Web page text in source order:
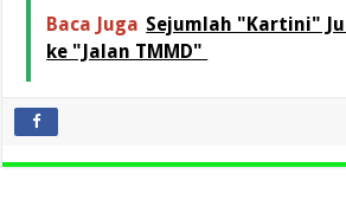
Baca Juga Sejumlah "Kartini"
ke "Jalan TMMD"